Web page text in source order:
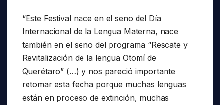
“Este Festival nace en el seno del Día
Internacional de la Lengua Materna, nace
también en el seno del programa “Rescate y
Revitalización de la lengua Otomí de
Querétaro” (…) y nos pareció importante
retomar esta fecha porque muchas lenguas
están en proceso de extinción, muchas